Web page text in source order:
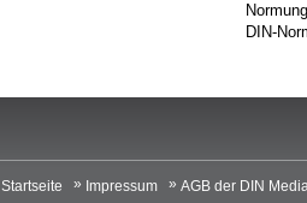
DIN-
Startseite Impressum AGB der DIN